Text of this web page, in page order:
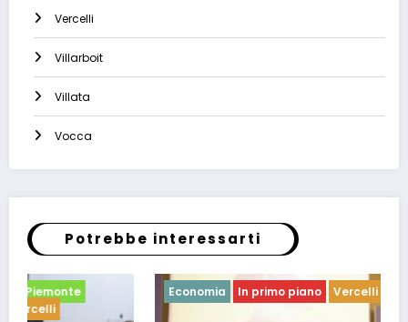
Vercelli
Villarboit
Villata
Vocca
Potrebbe interessarti
Economia In primo piano Vercelli